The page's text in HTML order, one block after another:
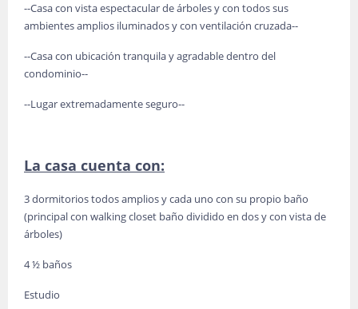
--Casa con vista espectacular de árboles y con todos sus
ambientes amplios iluminados y con ventilación cruzada--
--Casa con ubicación tranquila y agradable dentro del
condominio--
--Lugar extremadamente seguro--
La casa cuenta con:
3 dormitorios todos amplios y cada uno con su propio baño
(principal con walking closet baño dividido en dos y con vista de
árboles)
4 ½ baños
Estudio